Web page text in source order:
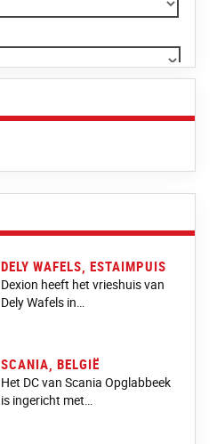
DELY WAFELS, ESTAIMPUIS
Dexion heeft het vrieshuis van
Dely Wafels in…
SCANIA, BELGIË
Het DC van Scania Opglabbeek
is ingericht met…